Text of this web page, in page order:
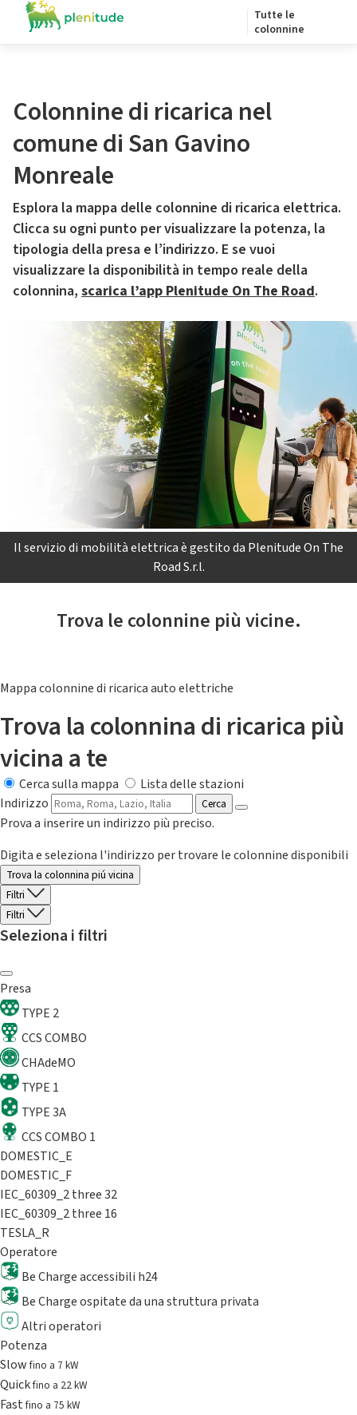
Tutte le
colonnine
Colonnine di ricarica nel
comune di San Gavino
Monreale
Esplora la mappa delle colonnine di ricarica elettrica.
Clicca su ogni punto per visualizzare la potenza, la
tipologia della presa e l’indirizzo. E se vuoi
visualizzare la disponibilità in tempo reale della
colonnina, scarica l’app Plenitude On The Road.
Il servizio di mobilità elettrica è gestito da Plenitude On The
Road S.r.l.
Trova le colonnine più vicine.
Mappa colonnine di ricarica auto elettriche
Trova la colonnina di ricarica più
vicina a te
Cerca sulla mappa
Lista delle stazioni
Indirizzo
Cerca
Prova a inserire un indirizzo più preciso.
Digita e seleziona l'indirizzo per trovare le colonnine disponibili
Trova la colonnina piú vicina
Filtri
Filtri
Seleziona i filtri
Presa
TYPE 2
CCS COMBO
CHAdeMO
TYPE 1
TYPE 3A
CCS COMBO 1
DOMESTIC_E
DOMESTIC_F
IEC_60309_2 three 32
IEC_60309_2 three 16
TESLA_R
Operatore
Be Charge accessibili h24
Be Charge ospitate da una struttura privata
Altri operatori
Potenza
Slowfino a 7 kW
Quickfino a 22 kW
Fastfino a 75 kW